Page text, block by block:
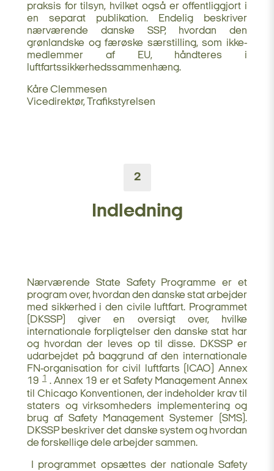
praksis for tilsyn, hvilket også er offentliggjort i
en separat publikation. Endelig beskriver
nærværende danske SSP, hvordan den
grønlandske og færøske særstilling, som ikke-
medlemmer af EU, håndteres i
luftfartssikkerhedssammenhæng.
Kåre Clemmesen
Vicedirektør, Trafikstyrelsen
2
Indledning
Nærværende State Safety Programme er et
program over, hvordan den danske stat arbejder
med sikkerhed i den civile luftfart. Programmet
(DKSSP) giver en oversigt over, hvilke
internationale forpligtelser den danske stat har
og hvordan der leves op til disse. DKSSP er
udarbejdet på baggrund af den internationale
FN-organisation for civil luftfarts (ICAO) Annex
19 1
. Annex 19 er et Safety Management Annex
til Chicago Konventionen, der indeholder krav til
staters og virksomheders implementering og
brug af Safety Management Systemer (SMS).
DKSSP beskriver det danske system og hvordan
de forskellige dele arbejder sammen.
I programmet opsættes der nationale Safety